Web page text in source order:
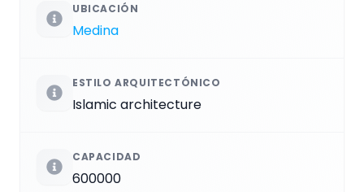
UBICACIÓN
Medina
ESTILO ARQUITECTÓNICO
Islamic architecture
CAPACIDAD
600000